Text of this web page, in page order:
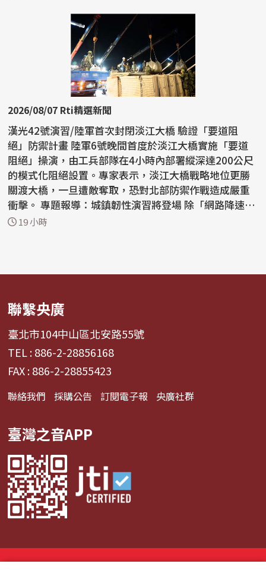
2026/08/07 Rti精選新聞
漢光42號演習/陸軍首次封閉淡江大橋 驗證「要道阻
絕」防禦計畫 陸軍6號晚間首度於淡江大橋實施「要道
阻絕」操演，由工兵部隊在4小時內部署縱深達200公尺
的模式化阻絕設置。專家表示，淡江大橋戰略地位更勝
關渡大橋，一旦遭敵奪取，恐對北部防禦作戰造成嚴重
衝擊。 專題報導：城鎮韌性演習將登場 除「網路降速、
躲3...19 小時
聯繫央廣
臺北市104中山區北安路55號
TEL : 886-2-28856168
FAX : 886-2-28855423
聯絡我們 採購公告 訂閱電子報 央廣社群
臺灣之音APP